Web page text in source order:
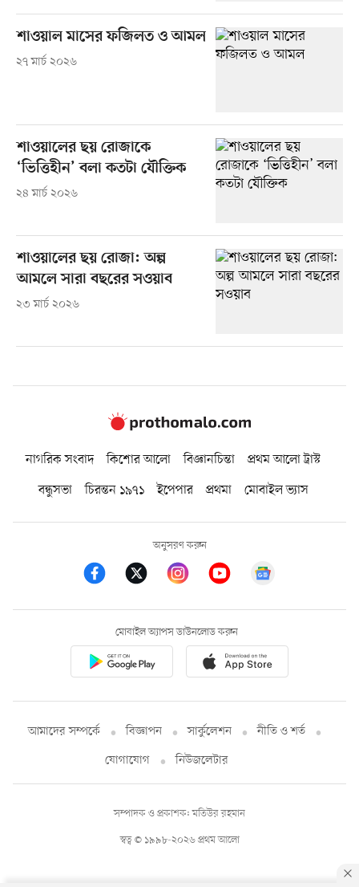
শাওয়াল মাসের ফজিলত ও আমল
২৭ মার্চ ২০২৬
শাওয়ালের ছয় রোজাকে
‘ভিত্তিহীন’ বলা কতটা যৌক্তিক
২৪ মার্চ ২০২৬
শাওয়ালের ছয় রোজা: অল্প
আমলে সারা বছরের সওয়াব
২৩ মার্চ ২০২৬
নাগরিক সংবাদ কিশোর আলো বিজ্ঞানচিন্তা
প্রথম আলো ট্রাস্ট
বন্ধুসভা
চিরন্তন ১৯৭১ ইপেপার প্রথমা মোবাইল ভ্যাস
অনুসরণ করুন
মোবাইল অ্যাপস ডাউনলোড করুন
আমাদের সম্পর্কে বিজ্ঞাপন সার্কুলেশন
নীতি ও শর্ত
যোগাযোগ
নিউজলেটার
স্বত্ব © ১৯৯৮-২০২৬ প্রথম আলো
সম্পাদক ও প্রকাশক: মতিউর রহমান